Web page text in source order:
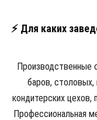
⚡ Для каких
Производственные
баров, столовых,
кондитерских цехов,
Профессиональная